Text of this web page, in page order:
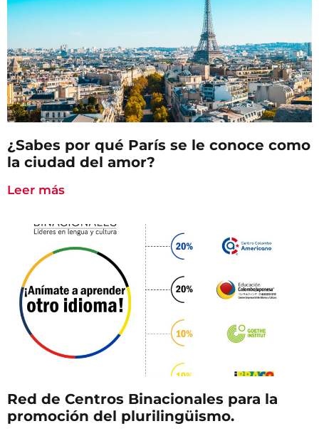
¿Sabes por qué París se le conoce como
la ciudad del amor?
Leer más
Red de Centros Binacionales para la
promoción del plurilingüismo.